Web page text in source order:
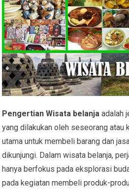
Pengertian Wisata belanja adalah
yang dilakukan oleh seseorang atau
utama untuk membeli barang dan
dikunjungi. Dalam wisata belanja,
hanya berfokus pada eksplorasi
pada kegiatan membeli produk-